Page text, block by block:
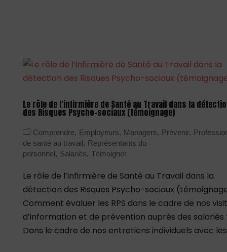
Le rôle de l’infirmière de Santé au Travail dans la
des Risques Psycho-sociaux (témoignage)
Comprendre Employeurs Managers Prévenir
de santé au travail
Représentants du
personnel
Salariés Témoigner
Le rôle de l’infirmière de Santé au Travail dans la
détection des Risques Psycho-sociaux
Comment évaluer les RPS dans le cadre de nos
d’information et de prévention auprès des salariés
Dans le cadre de nos entretiens individuels avec